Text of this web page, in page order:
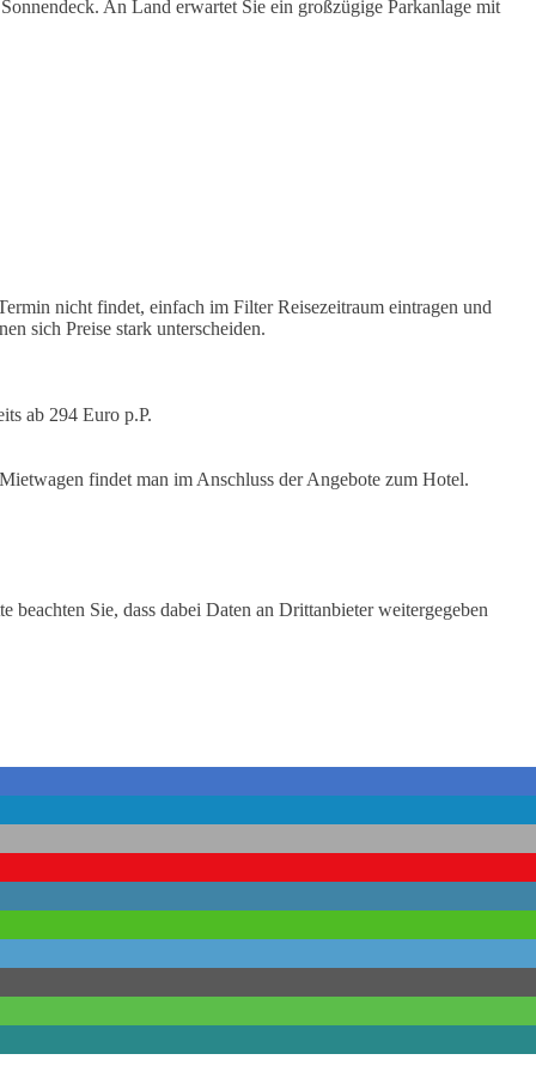
An Land erwartet Sie ein großzügige Parkanlage mit
nicht findet, einfach im Filter Reisezeitraum eintragen und
sich Preise stark unterscheiden.
ab 294 Euro p.P.
findet man im Anschluss der Angebote zum Hotel.
Sie, dass dabei Daten an Drittanbieter weitergegeben